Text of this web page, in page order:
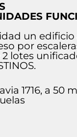
un edificio
por
2 lotes
1716, a 50